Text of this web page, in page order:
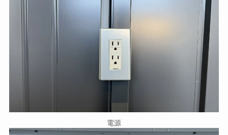
電源